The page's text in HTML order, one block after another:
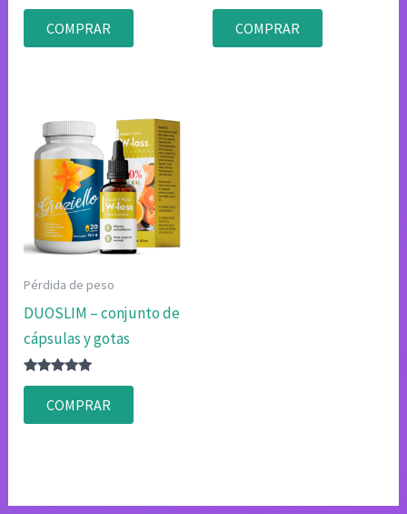
Valorado
4.75
de 5
COMPRAR
Valorado
4.80
de 5
COMPRAR
Pérdida de peso
DUOSLIM – conjunto de
cápsulas y gotas
Valorado
4.75
de 5
COMPRAR